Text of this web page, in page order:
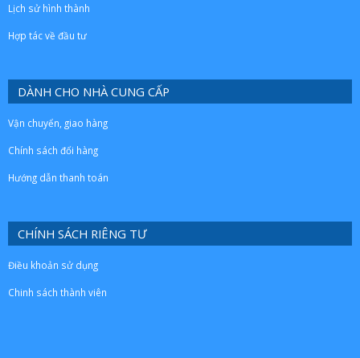
Lịch sử hình thành
Hợp tác về đầu tư
DÀNH CHO NHÀ CUNG CẤP
Vận chuyển, giao hàng
Chính sách đổi hàng
Hướng dẫn thanh toán
CHÍNH SÁCH RIÊNG TƯ
Điều khoản sử dụng
Chinh sách thành viên